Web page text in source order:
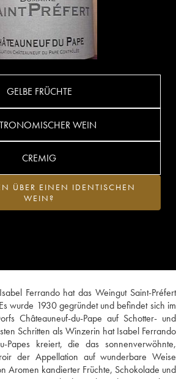
Ferrando hat das Weingut Saint-Préfert
wurde 1930 gegründet und befindet sich im
Châteauneuf-du-Pape auf Schotter- und
Schritten als Winzerin hat Isabel Ferrando
Papes kreiert, die das sonnenverwöhnte,
der Appellation auf wunderbare Weise
Aromen kandierter Früchte, Schokolade und
GELBE FRÜCHTE
WEIN
CREMIG
ÜBER EINEN IDENTISCHEN
WEIN?